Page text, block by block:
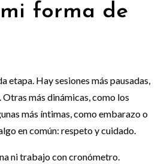
forma de
etapa. Hay sesiones más pausadas,
más dinámicas, como los
más íntimas, como embarazo o
en común: respeto y cuidado.
ni trabajo con cronómetro.